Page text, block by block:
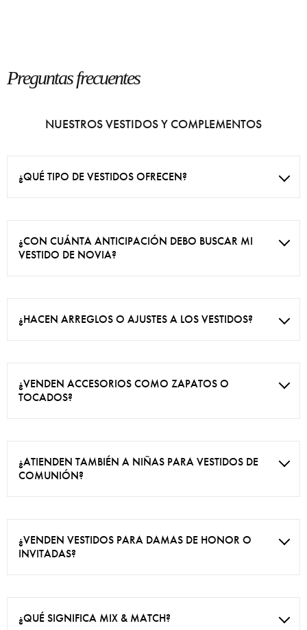
Preguntas frecuentes
NUESTROS VESTIDOS Y COMPLEMENTOS
¿QUÉ TIPO DE VESTIDOS OFRECEN?
¿CON CUÁNTA ANTICIPACIÓN DEBO BUSCAR MI
VESTIDO DE NOVIA?
¿HACEN ARREGLOS O AJUSTES A LOS VESTIDOS?
¿VENDEN ACCESORIOS COMO ZAPATOS O
TOCADOS?
¿ATIENDEN TAMBIÉN A NIÑAS PARA VESTIDOS DE
COMUNIÓN?
¿VENDEN VESTIDOS PARA DAMAS DE HONOR O
INVITADAS?
¿QUÉ SIGNIFICA MIX & MATCH?